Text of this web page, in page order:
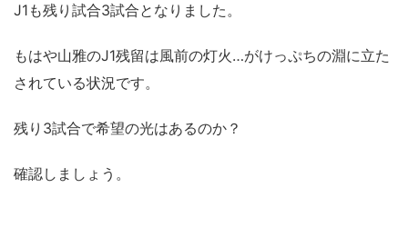
J1も残り試合3試合となりました。
もはや山雅のJ1残留は風前の灯火…がけっぷちの淵に立た
されている状況です。
残り3試合で希望の光はあるのか？
確認しましょう。